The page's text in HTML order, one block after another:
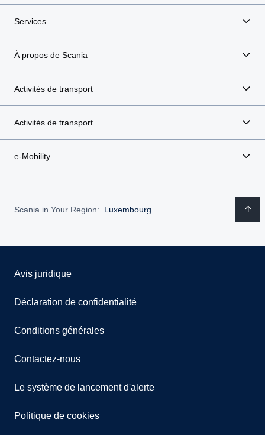
Services
À propos de Scania
Activités de transport
Activités de transport
e-Mobility
Scania in Your Region: Luxembourg
Avis juridique
Déclaration de confidentialité
Conditions générales
Contactez-nous
Le système de lancement d'alerte
Politique de cookies